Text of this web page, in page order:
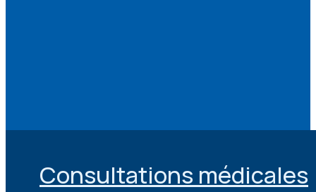
Consultations médicales